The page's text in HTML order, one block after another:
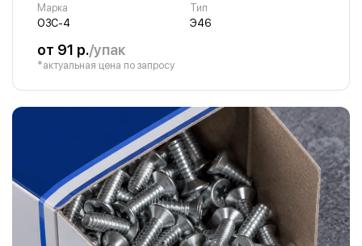
Марка
ОЗС-4
Тип
Э46
от 91 р./упак
*актуальная цена по запросу